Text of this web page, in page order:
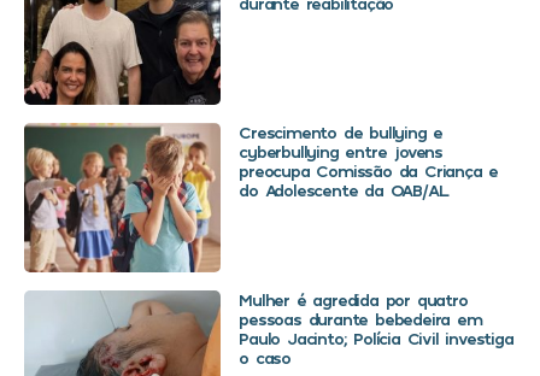
Crescimento de bullying e
cyberbullying entre jovens
preocupa Comissão da Criança e
do Adolescente da OAB/AL
Mulher é agredida por quatro
pessoas durante bebedeira em
Paulo Jacinto; Polícia Civil investiga
o caso